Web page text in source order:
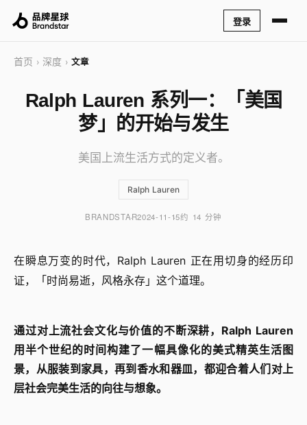
登录
首页 › 深度 › 文章
Ralph Lauren 系列一：「美国
梦」的开始与发生
美国上流生活方式的定义者。
Ralph Lauren
BRANDSTAR2024-11-15约 14 分钟
在瞬息万变的时代，Ralph Lauren 正在用切身的经历印
证，「时尚易逝，风格永存」这个道理。
通过对上流社会文化与价值的不断深耕，Ralph Lauren
用半个世纪的时间构建了一幅具像化的美式精英生活图
景，从服装到家具，再到香水和器皿，都迎合着人们对上
层社会完美生活的向往与想象。